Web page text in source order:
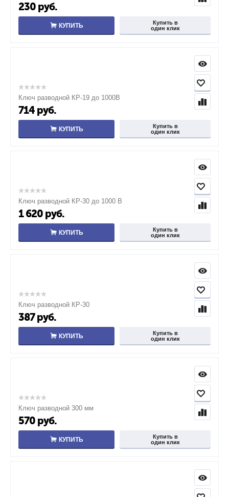
230 руб.
КУПИТЬ
Купить в
один клик
Ключ разводной КР-19 до 1000В
714 руб.
КУПИТЬ
Купить в
один клик
Ключ разводной КР-30 до 1000 В
1 620 руб.
КУПИТЬ
Купить в
один клик
Ключ разводной КР-30
387 руб.
КУПИТЬ
Купить в
один клик
Ключ разводной 300 мм
570 руб.
КУПИТЬ
Купить в
один клик